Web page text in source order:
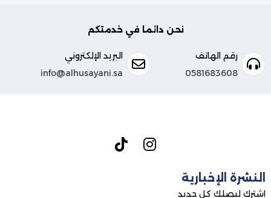
نحن دائما في خدمتكم
رقم الهاتف
0581683608
البريد الإلكتروني
info@alhusayani.sa
النشرة الإخبارية
اشترك ليصلك كل جديد